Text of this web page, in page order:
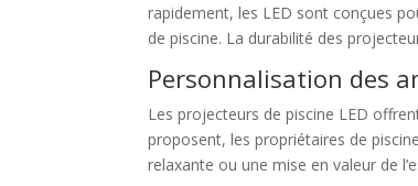
rapidement, les LED sont conçues
de piscine. La durabilité des
Personnalisation des
Les projecteurs de piscine LED
proposent, les propriétaires de
relaxante ou une mise en valeur de